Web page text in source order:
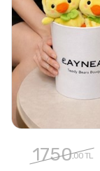
1750,00 TL